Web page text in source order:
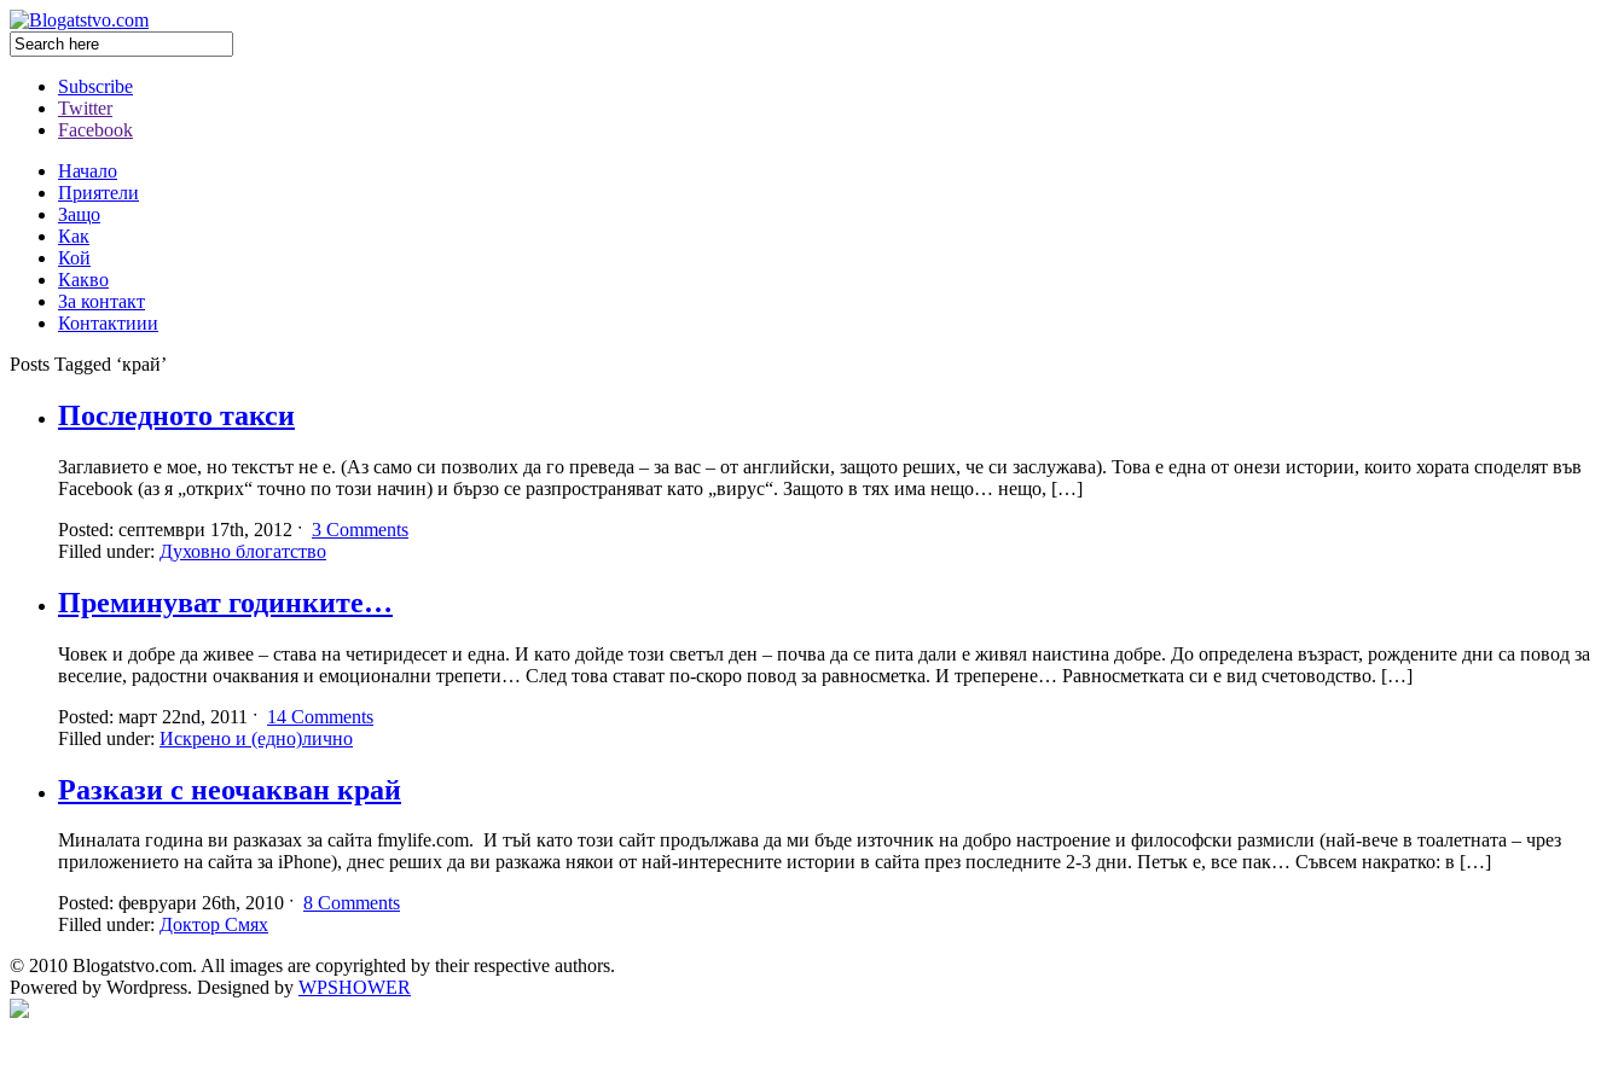
Subscribe
Twitter
Facebook
Начало
Приятели
Защо
Как
Кой
Какво
За контакт
Контактиии
Posts Tagged ‘край’
Последното такси
Заглавието е мое, но текстът не е. (Аз само си позволих да го преведа – за вас – от английски, защото реших, че си заслужава). Това е една от онези истории, които хората споделят във
Facebook (аз я „открих“ точно по този начин) и бързо се разпространяват като „вирус“. Защото в тях има нещо… нещо, […]
Posted: септември 17th, 2012 ˑ 3 Comments
Filled under: Духовно блогатство
Преминуват годинките…
Човек и добре да живее – става на четиридесет и една. И като дойде този светъл ден – почва да се пита дали е живял наистина добре. До определена възраст, рождените дни са повод за
веселие, радостни очаквания и емоционални трепети… След това стават по-скоро повод за равносметка. И треперене… Равносметката си е вид счетоводство. […]
Posted: март 22nd, 2011 ˑ 14 Comments
Filled under: Искрено и (едно)лично
Разкази с неочакван край
Миналата година ви разказах за сайта fmylife.com. И тъй като този сайт продължава да ми бъде източник на добро настроение и философски размисли (най-вече в тоалетната – чрез
приложението на сайта за iPhone), днес реших да ви разкажа някои от най-интересните истории в сайта през последните 2-3 дни. Петък е, все пак… Съвсем накратко: в […]
Posted: февруари 26th, 2010 ˑ 8 Comments
Filled under: Доктор Смях
© 2010 Blogatstvo.com. All images are copyrighted by their respective authors.
Powered by Wordpress. Designed by WPSHOWER